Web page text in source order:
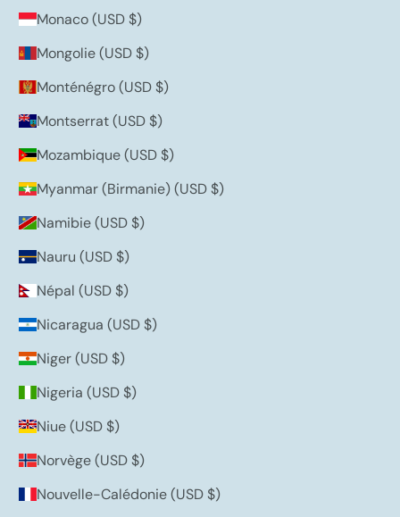
Monaco (USD $)
Mongolie (USD $)
Monténégro (USD $)
Montserrat (USD $)
Mozambique (USD $)
Myanmar (Birmanie) (USD $)
Namibie (USD $)
Nauru (USD $)
Népal (USD $)
Nicaragua (USD $)
Niger (USD $)
Nigeria (USD $)
Niue (USD $)
Norvège (USD $)
Nouvelle-Calédonie (USD $)